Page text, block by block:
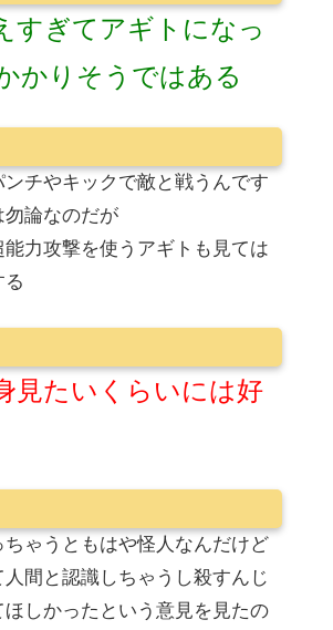
すぎてアギトになっ
かりそうではある
チやキックで敵と戦うんです
勿論なのだが
力攻撃を使うアギトも見ては
る
見たいくらいには好
ゃうともはや怪人なんだけど
間と認識しちゃうし殺すんじ
ほしかったという意見を見たの